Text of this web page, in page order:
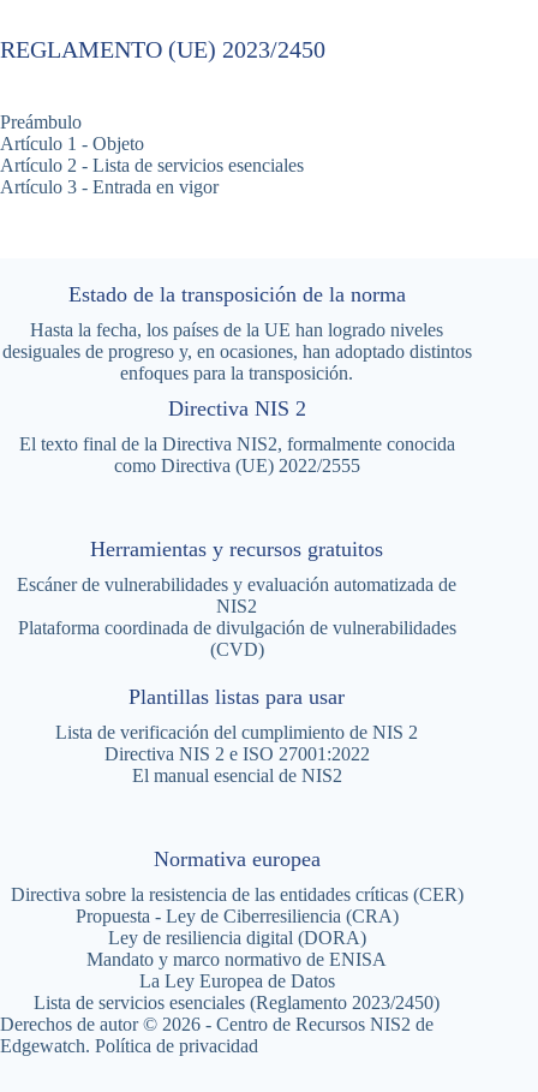
REGLAMENTO (UE) 2023/2450
Preámbulo
Artículo 1 - Objeto
Artículo 2 - Lista de servicios esenciales
Artículo 3 - Entrada en vigor
Estado de la transposición de la norma
Hasta la fecha, los países de la UE han logrado niveles
desiguales de progreso y, en ocasiones, han adoptado distintos
enfoques para la transposición.
Directiva NIS 2
El texto final de la Directiva NIS2, formalmente conocida
como Directiva (UE) 2022/2555
Herramientas y recursos gratuitos
Escáner de vulnerabilidades y evaluación automatizada de
NIS2
Plataforma coordinada de divulgación de vulnerabilidades
(CVD)
Plantillas listas para usar
Lista de verificación del cumplimiento de NIS 2
Directiva NIS 2 e ISO 27001:2022
El manual esencial de NIS2
Normativa europea
Directiva sobre la resistencia de las entidades críticas (CER)
Propuesta - Ley de Ciberresiliencia (CRA)
Ley de resiliencia digital (DORA)
Mandato y marco normativo de ENISA
La Ley Europea de Datos
Lista de servicios esenciales (Reglamento 2023/2450)
Derechos de autor © 2026 - Centro de Recursos NIS2 de
Edgewatch. Política de privacidad